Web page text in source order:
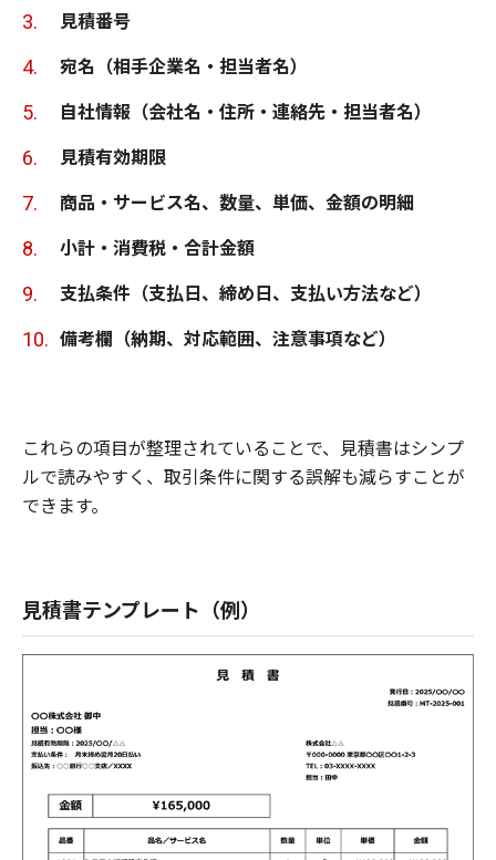
見積番号
宛名（相手企業名・担当者名）
自社情報（会社名・住所・連絡先・担当者名）
見積有効期限
商品・サービス名、数量、単価、金額の明細
小計・消費税・合計金額
支払条件（支払日、締め日、支払い方法など）
備考欄（納期、対応範囲、注意事項など）
これらの項目が整理されていることで、見積書はシンプ
ルで読みやすく、取引条件に関する誤解も減らすことが
できます。
見積書テンプレート（例）